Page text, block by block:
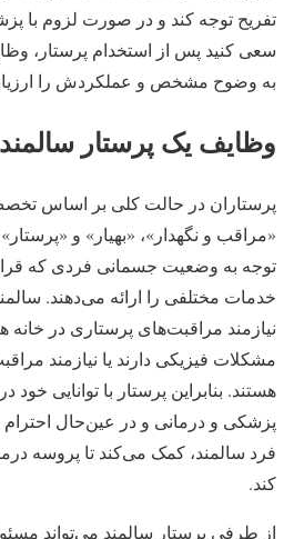
تفریح توجه کند و در صورت لزوم با
سعی کنید پس از استخدام پرستار،
به وضوح مشخص و عملکردش را
وظایف یک پرستار سالمند
پرستاران در حالت کلی بر اساس
«مراقب و نگهدار»، «بهیار» و
توجه به وضعیت جسمانی فردی که
خدمات مختلفی را ارائه می‌دهند.
نیازمند مراقبت‌های پرستاری در خانه
مشکلات فیزیکی دارند یا نیازمند
هستند. بنابراین پرستار با توانایی
پزشکی و درمانی و در عین‌حال
فرد سالمند، کمک می‌کند تا پروسه
کند.
از طرفی پرستار سالمند می‌تواند